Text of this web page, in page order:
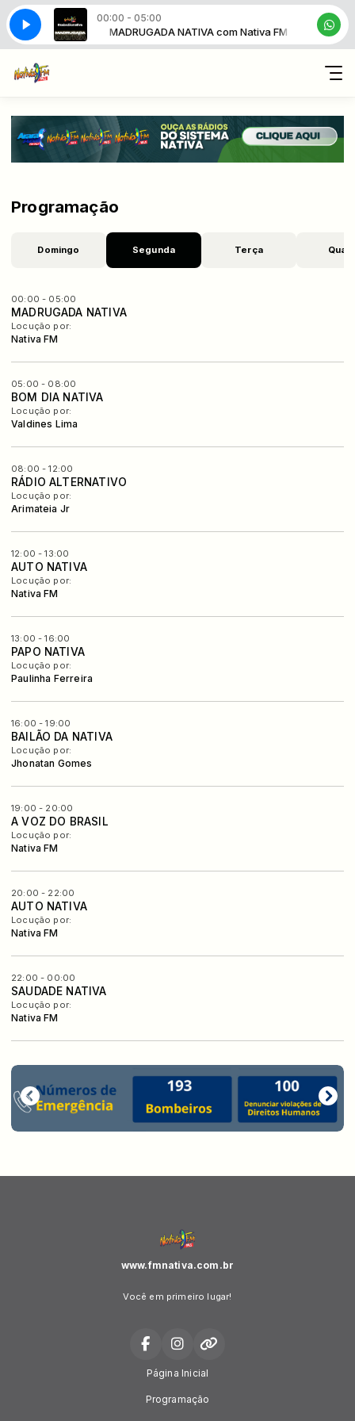
00:00 - 05:00
com Nativa FM MADRUGADA NATIVA com Nativa FM
Programação
Domingo Segunda Terça
00:00 - 05:00
MADRUGADA NATIVA
Locução por:
Nativa FM
05:00 - 08:00
BOM DIA NATIVA
Locução por:
Valdines Lima
08:00 - 12:00
RÁDIO ALTERNATIVO
Locução por:
Arimateia Jr
12:00 - 13:00
AUTO NATIVA
Locução por:
Nativa FM
13:00 - 16:00
PAPO NATIVA
Locução por:
Paulinha Ferreira
16:00 - 19:00
BAILÃO DA NATIVA
Locução por:
Jhonatan Gomes
19:00 - 20:00
A VOZ DO BRASIL
Locução por:
Nativa FM
20:00 - 22:00
AUTO NATIVA
Locução por:
Nativa FM
22:00 - 00:00
SAUDADE NATIVA
Locução por:
Nativa FM
www.fmnativa.com.br
Você em primeiro lugar!
Página Inicial
Programação